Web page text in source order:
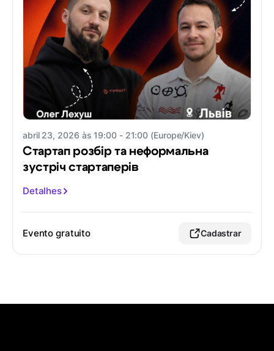
abril 23, 2026 às 19:00 - 21:00 (Europe/Kiev)
Стартап розбір та неформальна
зустріч стартаперів
Detalhes
Evento gratuito Cadastrar